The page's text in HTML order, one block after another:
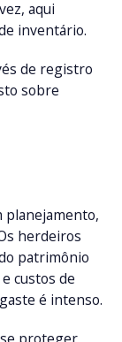
aqui
inventário.
de registro
sobre
planejamento,
herdeiros
patrimônio
custos de
é intenso.